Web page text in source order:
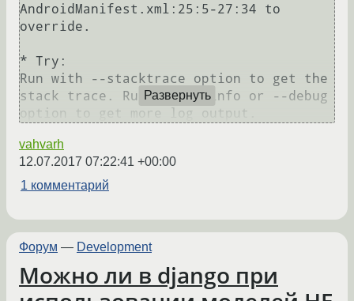
AndroidManifest.xml:25:5-27:34 to
override.
* Try:
Run with --stacktrace option to get the
stack trace. Run with --info or --debug
option to get more log output.
Развернуть
vahvarh
12.07.2017 07:22:41 +00:00
1 комментарий
Форум — Development
Можно ли в django при